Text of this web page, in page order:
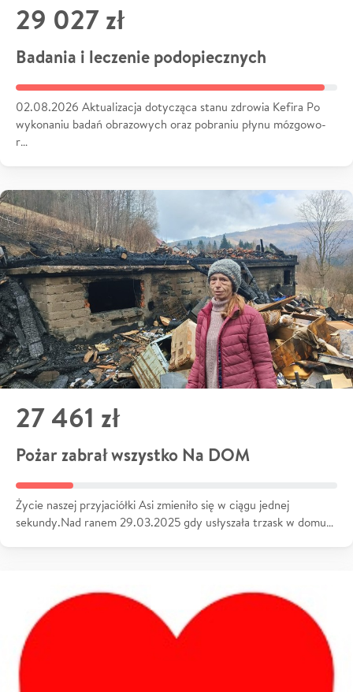
29 027 zł
Badania i leczenie podopiecznych
02.08.2026 Aktualizacja dotycząca stanu zdrowia Kefira Po
wykonaniu badań obrazowych oraz pobraniu płynu mózgowo-
r…
27 461 zł
Pożar zabrał wszystko Na DOM
Życie naszej przyjaciółki Asi zmieniło się w ciągu jednej
sekundy.Nad ranem 29.03.2025 gdy usłyszała trzask w domu…